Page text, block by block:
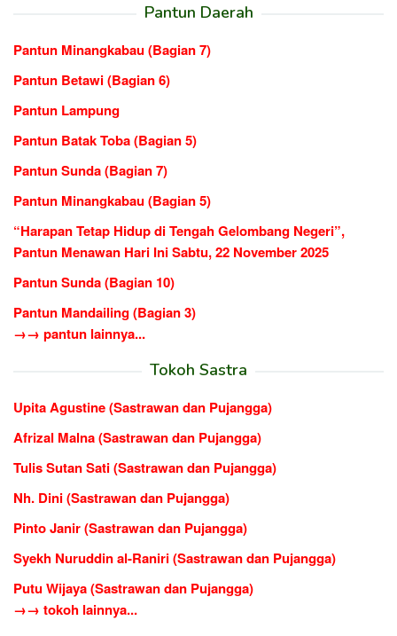
Pantun Daerah
Pantun Minangkabau (Bagian 7)
Pantun Betawi (Bagian 6)
Pantun Lampung
Pantun Batak Toba (Bagian 5)
Pantun Sunda (Bagian 7)
Pantun Minangkabau (Bagian 5)
“Harapan Tetap Hidup di Tengah Gelombang Negeri”,
Pantun Menawan Hari Ini Sabtu, 22 November 2025
Pantun Sunda (Bagian 10)
Pantun Mandailing (Bagian 3)
→→ pantun lainnya...
Tokoh Sastra
Upita Agustine (Sastrawan dan Pujangga)
Afrizal Malna (Sastrawan dan Pujangga)
Tulis Sutan Sati (Sastrawan dan Pujangga)
Nh. Dini (Sastrawan dan Pujangga)
Pinto Janir (Sastrawan dan Pujangga)
Syekh Nuruddin al-Raniri (Sastrawan dan Pujangga)
Putu Wijaya (Sastrawan dan Pujangga)
→→ tokoh lainnya...